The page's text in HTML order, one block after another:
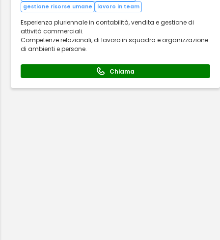
gestione risorse umane
lavoro in team
Esperienza pluriennale in contabilità, vendita e gestione di
attività commerciali.
Competenze relazionali, di lavoro in squadra e organizzazione
di ambienti e persone.
Chiama